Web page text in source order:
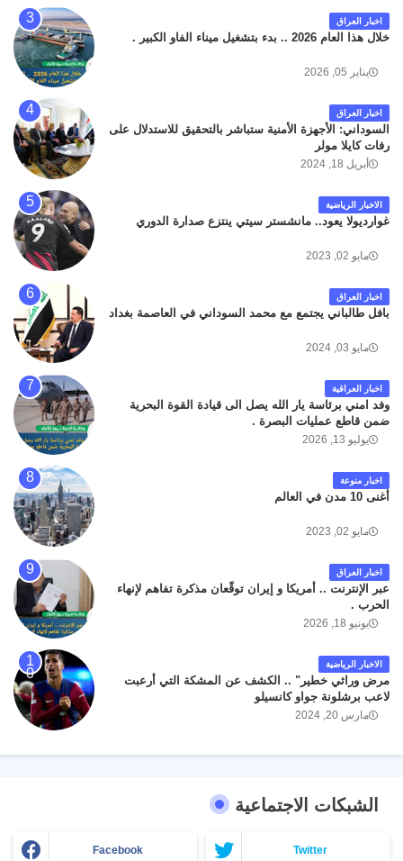
كان سبب الحادث يعود لتصادم عجلته مع عجلة نوع كيا بنكو
تابعة لشركة الهلال الماسكة لإعمار مطار البصرة الدولي .
سائلين الله عز وجل ان يتغمد الفقيد بواسع رحمته ، و انا
اخبار العراق
خلال هذا العام 2026 .. بدء بتشغيل ميناء الفاو الكبير .
يناير 05, 2026
اخبار العراق
السوداني: الأجهزة الأمنية ستباشر بالتحقيق للاستدلال على
رفات كايلا مولر
أبريل 18, 2024
الاخبار الرياضية
غوارديولا يعود.. مانشستر سيتي ينتزع صدارة الدوري
مايو 02, 2023
اخبار العراق
بافل طالباني يجتمع مع محمد السوداني في العاصمة بغداد
مايو 03, 2024
اخبار العراقية
وفد امني برئاسة يار الله يصل الى قيادة القوة البحرية
ضمن قاطع عمليات البصرة .
يوليو 13, 2026
اخبار منوعة
أغنى 10 مدن في العالم
مايو 02, 2023
اخبار العراق
عبر الإنترنت .. أمريكا و إيران توقّعان مذكرة تفاهم لإنهاء
الحرب .
يونيو 18, 2026
الاخبار الرياضية
مرض وراثي خطير" .. الكشف عن المشكة التي أرعبت
لاعب برشلونة جواو كانسيلو
مارس 20, 2024
الشبكات الاجتماعية
Facebook Twitter